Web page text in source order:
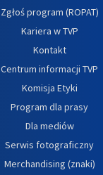
Zgłoś program (ROPAT)
Kariera w TVP
Kontakt
Centrum informacji TVP
Komisja Etyki
Program dla prasy
Dla mediów
Serwis fotograficzny
Merchandising (znaki)